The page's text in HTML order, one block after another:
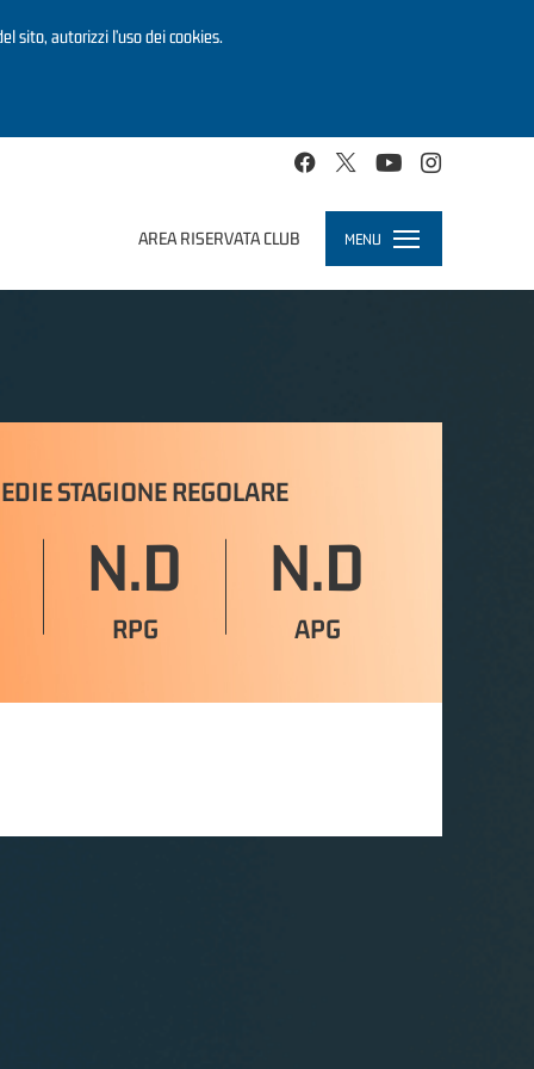
sito, autorizzi l’uso dei cookies.
AREA RISERVATA CLUB MENU
Toggle
navigation
STAGIONE REGOLARE
N.D
RPG
N.D
APG